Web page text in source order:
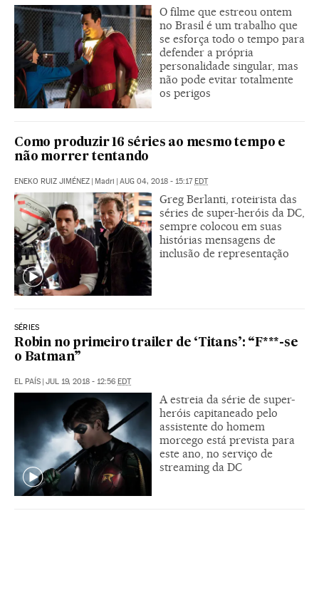
O filme que estreou ontem
no Brasil é um trabalho que
se esforça todo o tempo para
defender a própria
personalidade singular, mas
não pode evitar totalmente
os perigos
Como produzir 16 séries ao mesmo tempo e
não morrer tentando
ENEKO RUIZ JIMÉNEZ | Madri | AUG 04, 2018 - 15:17EDT
Greg Berlanti, roteirista das
séries de super-heróis da DC,
sempre colocou em suas
histórias mensagens de
inclusão de representação
SÉRIES
Robin no primeiro trailer de ‘Titans’: “F***-se
o Batman”
EL PAÍS | JUL 19, 2018 - 12:56 EDT
A estreia da série de super-
heróis capitaneado pelo
assistente do homem
morcego está prevista para
este ano, no serviço de
streaming da DC